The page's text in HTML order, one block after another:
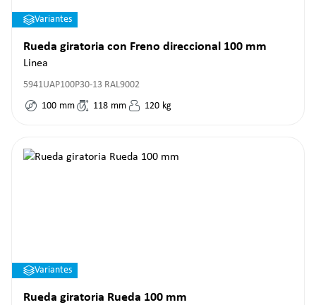
Variantes
Rueda giratoria con Freno direccional 100 mm
Linea
5941UAP100P30-13 RAL9002
100 mm 118 mm 120 kg
Variantes
Rueda giratoria Rueda 100 mm